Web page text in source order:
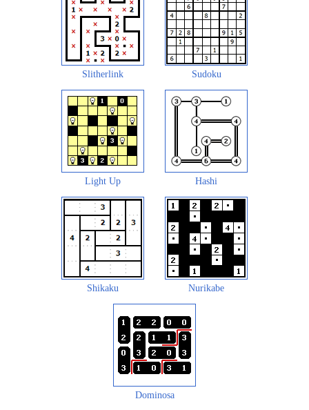
Slitherlink Sudoku
Light Up Hashi
Shikaku Nurikabe
Dominosa